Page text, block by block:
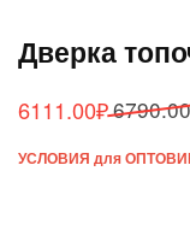
Дверка
Первоначальная
составляла
6111.00₽
Текущая
6111.00₽.
УСЛОВИЯ для